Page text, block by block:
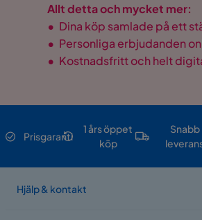
Allt detta och mycket mer:
• Dina köp samlade på ett
• Personliga erbjudanden
• Kostnadsfritt och helt
Prisgaranti
1 års öppet
köp
Snabb
Hjälp & kontakt